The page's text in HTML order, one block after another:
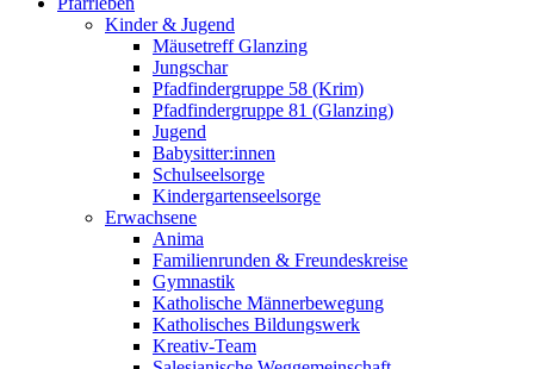
Kinder & Jugend
Mäusetreff Glanzing
Jungschar
Pfadfindergruppe 58 (Krim)
Pfadfindergruppe 81 (Glanzing)
Jugend
Babysitter:innen
Schulseelsorge
Kindergartenseelsorge
Erwachsene
Anima
Familienrunden & Freundeskreise
Gymnastik
Katholische Männerbewegung
Katholisches Bildungswerk
Kreativ-Team